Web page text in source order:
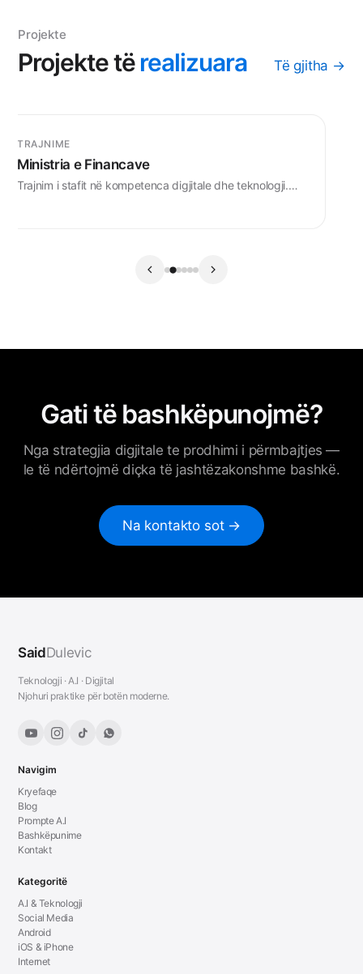
Projekte
Projektetë realizuara Të gjitha →
TRAJNIME
Ministria e Financave
Trajnim i stafit në kompetenca digjitale dhe teknologji.…
Gati të bashkëpunojmë?
Nga strategjia digjitale te prodhimi i përmbajtjes —
le të ndërtojmë diçka të jashtëzakonshme bashkë.
Na kontakto sot →
SaidDulevic
Teknologji · A.I · Digjital
Njohuri praktike për botën moderne.
Navigim
Kryefaqe
Blog
Prompte A.I
Bashkëpunime
Kontakt
Kategoritë
A.I & Teknologji
Social Media
Android
iOS & iPhone
Internet